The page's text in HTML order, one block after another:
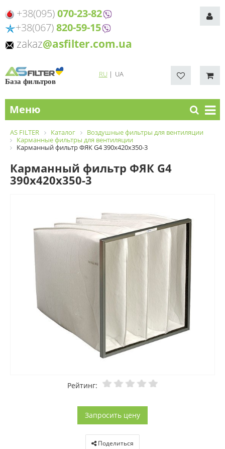
+38(095)070-23-82
+38(067)820-59-15
zakaz@asfilter.com.ua
База фильтров
RU| UA
Меню
AS FILTER Каталог
Воздушные фильтры для вентиляции
Карманные фильтры для вентиляции
Карманный фильтр ФЯК G4 390х420х350-3
Карманный фильтр ФЯК G4
390х420х350-3
Рейтинг:
Запросить цену
Поделиться